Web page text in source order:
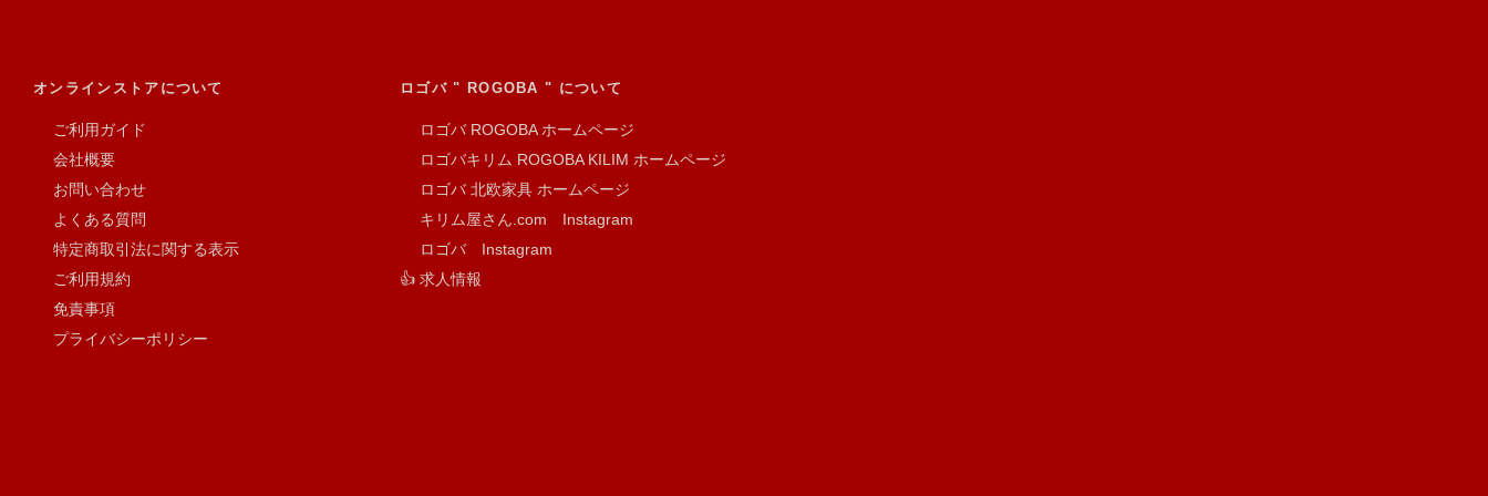
オンラインストアについて
ご利用ガイド
会社概要
お問い合わせ
よくある質問
特定商取引法に関する表示
ご利用規約
免責事項
プライバシーポリシー
ロゴバ " ROGOBA " について
ロゴバ ROGOBA ホームページ
ロゴバキリム ROGOBA KILIM ホームページ
ロゴバ 北欧家具 ホームページ
キリム屋さん.com Instagram
ロゴバ Instagram
👍 求人情報